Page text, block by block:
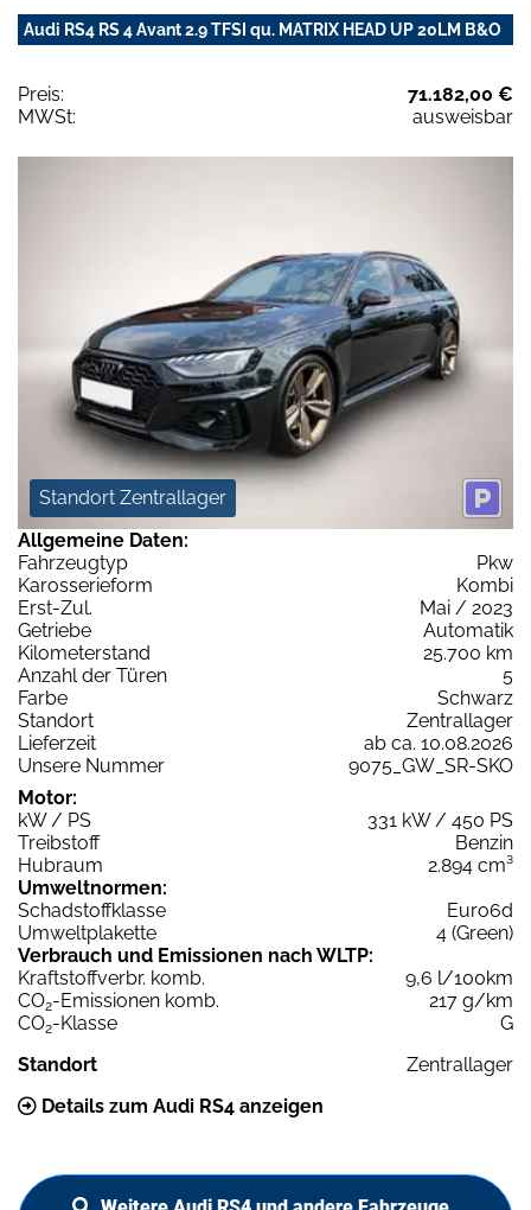
Audi RS4 RS 4 Avant 2.9 TFSI qu. MATRIX HEAD UP 20LM B&O
Preis:
71.182,00 €
MWSt:
ausweisbar
Standort Zentrallager
Allgemeine Daten:
Fahrzeugtyp
Pkw
Karosserieform
Kombi
Erst-Zul.
Mai / 2023
Getriebe
Automatik
Kilometerstand
25.700 km
Anzahl der Türen
5
Farbe
Schwarz
Standort
Zentrallager
Lieferzeit
ab ca. 10.08.2026
Unsere Nummer
9075_GW_SR-SKO
Motor:
kW / PS
331 kW / 450 PS
Treibstoff
Benzin
Hubraum
2.894 cm³
Umweltnormen:
Schadstoffklasse
Euro6d
Umweltplakette
4 (Green)
Verbrauch und Emissionen nach WLTP:
Kraftstoffverbr. komb.
9,6 l/100km
CO2-Emissionen komb.
217 g/km
CO2-Klasse
G
Standort
Zentrallager
Details zum Audi RS4 anzeigen